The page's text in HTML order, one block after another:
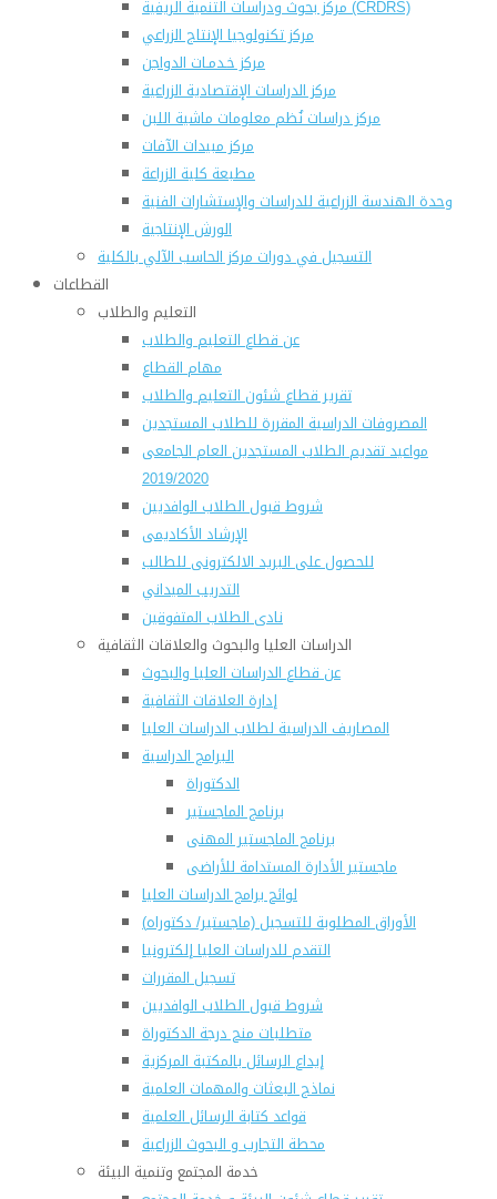
مركز بحوث ودراسات التنمية الريفية (CRDRS)
مركز تكنولوجيا الإنتاج الزراعي
مركز خـدمـات الدواجن
مركز الدراسات الإقتصادية الزراعية
مركز دراسات نُظم معلومات ماشية اللبن
مركز مبيدات الآفات
مطبعة كلية الزراعة
وحدة الهندسة الزراعية للدراسات والإستشارات الفنية
الورش الإنتاجية
التسجيل في دورات مركز الحاسب الآلي بالكلية
القطاعات
التعليم والطلاب
عن قطاع التعليم والطلاب
مهام القطاع
تقرير قطاع شئون التعليم والطلاب
المصروفات الدراسية المقررة للطلاب المستجدين
مواعيد تقديم الطلاب المستجدين العام الجامعى
2019/2020
شروط قبول الطلاب الوافديين
الإرشاد الأكاديمى
للحصول على البريد الالكترونى للطالب
التدريب الميداني
نادى الطلاب المتفوقين
الدراسات العليا والبحوث والعلاقات الثقافية
عن قطاع الدراسات العليا والبحوث
إدارة العلاقات الثقافية
المصاريف الدراسية لطلاب الدراسات العليا
البرامج الدراسية
الدكتوراة
برنامج الماجستير
برنامج الماجستير المهنى
ماجستير الأدارة المستدامة للأراضى
لوائح برامج الدراسات العليا
(الأوراق المطلوبة للتسجيل (ماجستير/ دكتوراه
التقدم للدراسات العليا إلكترونيا
تسجيل المقررات
شروط قبول الطلاب الوافديين
متطلبات منح درجة الدكتوراة
إيداع الرسائل بالمكتبة المركزية
نماذج البعثات والمهمات العلمية
قواعد كتابة الرسائل العلمية
محطة التجارب و البحوث الزراعية
خدمة المجتمع وتنمية البيئة